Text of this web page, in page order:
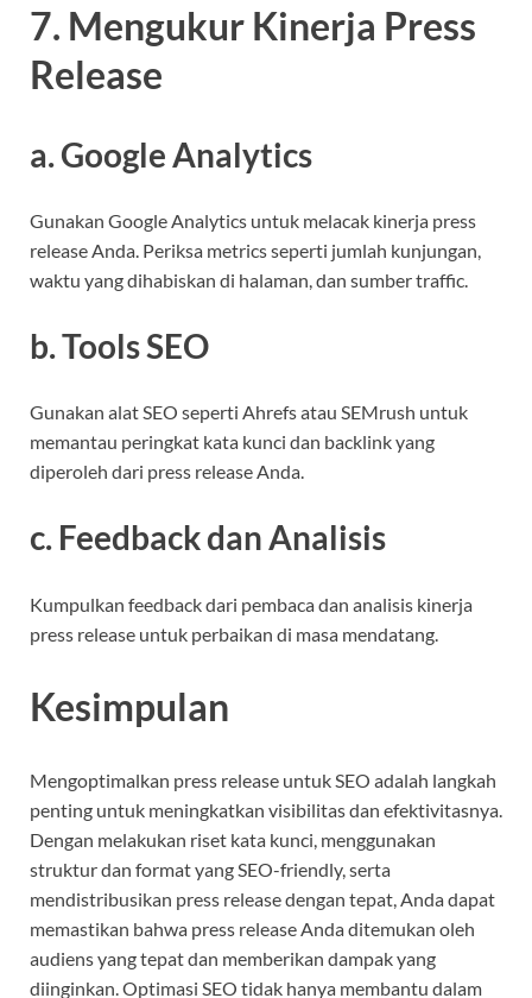
7. Mengukur Kinerja Press
Release
a. Google Analytics
Gunakan Google Analytics untuk melacak kinerja press
release Anda. Periksa metrics seperti jumlah kunjungan,
waktu yang dihabiskan di halaman, dan sumber traffic.
b. Tools SEO
Gunakan alat SEO seperti Ahrefs atau SEMrush untuk
memantau peringkat kata kunci dan backlink yang
diperoleh dari press release Anda.
c. Feedback dan Analisis
Kumpulkan feedback dari pembaca dan analisis kinerja
press release untuk perbaikan di masa mendatang.
Kesimpulan
Mengoptimalkan press release untuk SEO adalah langkah
penting untuk meningkatkan visibilitas dan efektivitasnya.
Dengan melakukan riset kata kunci, menggunakan
struktur dan format yang SEO-friendly, serta
mendistribusikan press release dengan tepat, Anda dapat
memastikan bahwa press release Anda ditemukan oleh
audiens yang tepat dan memberikan dampak yang
diinginkan. Optimasi SEO tidak hanya membantu dalam